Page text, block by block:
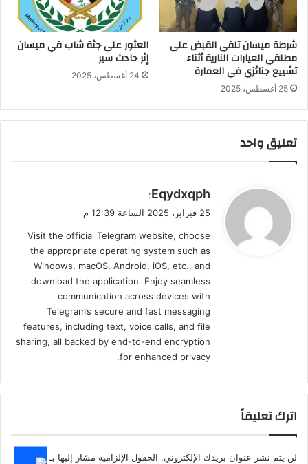
شرطة ميسان تلقي القبض على
مطلقي العيارات النارية أثناء
تشييع جنائزي في العمارة
25 أغسطس، 2025
العثور على جثة شاب في ميسان
إثر حادث سير
24 أغسطس، 2025
تعليق واحد
ي
ق
ل
Eqydxqph
:
25 فبراير، 2025 الساعة 12:39 م
Visit the official Telegram website, choose
the appropriate operating system such as
Windows, macOS, Android, iOS, etc., and
download the application. Enjoy seamless
communication across devices with
Telegram’s secure and fast messaging
features, including text, voice calls, and file
sharing, all backed by end-to-end encryption
for enhanced privacy.
اترك تعليقاً
لن يتم نشر عنوان بريدك الإلكتروني. الحقول الإلزامية مشار إليها بـ*